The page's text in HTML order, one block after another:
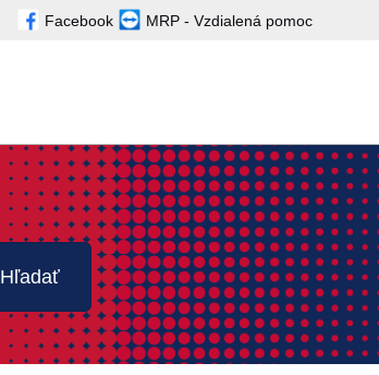
Facebook MRP - Vzdialená pomoc
Hľadať